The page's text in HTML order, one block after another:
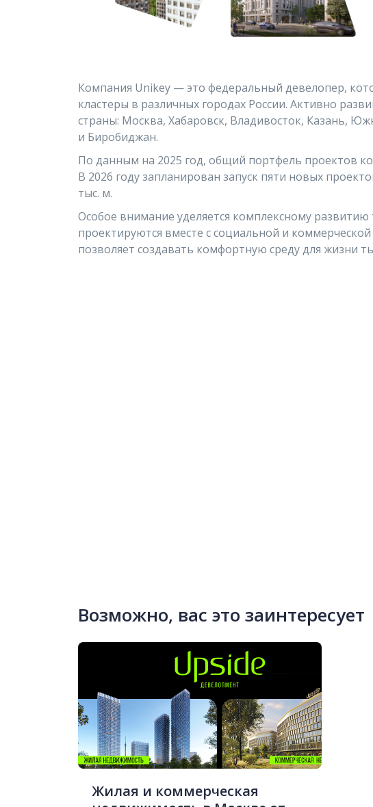
Компания Unikey — это федеральный девелопер,
кластеры в различных городах России. Активно
страны: Москва, Хабаровск, Владивосток, Казань,
и Биробиджан.
По данным на 2025 год, общий портфель проектов
В 2026 году запланирован запуск пяти новых
тыс. м.
Особое внимание уделяется комплексному
проектируются вместе с социальной и
позволяет создавать комфортную среду для жизни
Возможно, вас это заинтересует
Жилая и коммерческая